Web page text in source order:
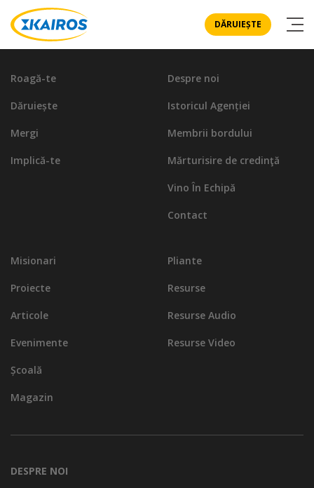
DĂRUIEȘTE
Roagă-te
Dăruiește
Mergi
Implică-te
Despre noi
Istoricul Agenției
Membrii bordului
Mărturisire de credinţă
Vino În Echipă
Contact
Misionari
Proiecte
Articole
Evenimente
Școală
Magazin
Pliante
Resurse
Resurse Audio
Resurse Video
DESPRE NOI